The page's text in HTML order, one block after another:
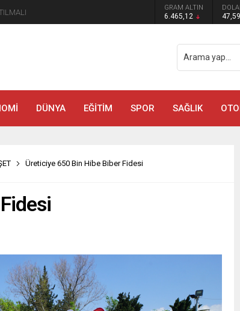
Soru: Diğerleri neden İçeride? GRAM ALTIN
6.465,12
DÜNYA EĞİTİM SPOR SAĞLIK
Üreticiye 650 Bin Hibe Biber Fidesi